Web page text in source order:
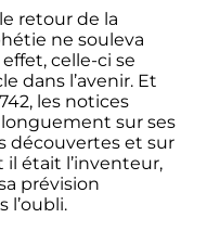
retour de la
ne souleva
effet, celle-ci se
dans l’avenir. Et
les notices
sur ses
découvertes et sur
était l’inventeur,
prévision
l’oubli.